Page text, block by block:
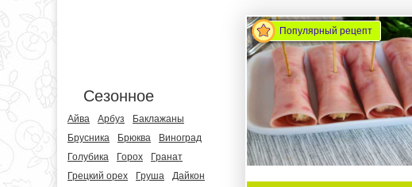
Сезонное
Айва Арбуз
Баклажаны
Брусника
Брюква
Виноград
Голубика
Горох
Гранат
Грецкий орех
Груша
Дайкон
Популярный рецепт